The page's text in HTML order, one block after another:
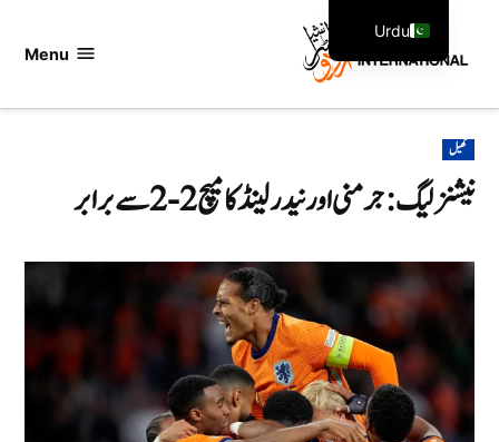
Menu
POSTED
IN
کھیل
نیشنز لیگ : جرمنی اور نیدرلینڈ کا میچ 2-2 سے برابر
Urdu
English